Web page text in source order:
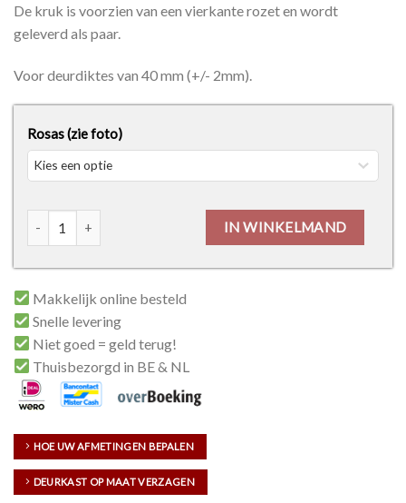
De kruk is voorzien van een vierkante rozet en wordt
geleverd als paar.
Voor deurdiktes van 40 mm (+/- 2mm).
Rosas (zie foto)
IN WINKELMAND
Luïs Wit R+E aantal
Makkelijk online besteld
Snelle levering
Niet goed = geld terug!
Thuisbezorgd in BE & NL
HOE UW AFMETINGEN BEPALEN
DEURKAST OP MAAT VERZAGEN